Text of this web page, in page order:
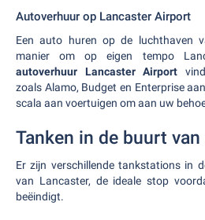
Autoverhuur op Lancaster Airport
Een auto huren op de luchthaven
manier om op eigen tempo
autoverhuur Lancaster Airport
zoals Alamo, Budget en Enterprise
scala aan voertuigen om aan uw
Tanken in de buurt
Er zijn verschillende tankstations in
van Lancaster, de ideale stop
beëindigt.